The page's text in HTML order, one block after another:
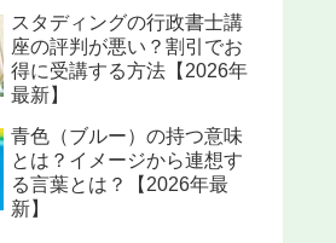
スタディングの行政書士講
座の評判が悪い？割引でお
得に受講する方法【2026年
最新】
青色（ブルー）の持つ意味
とは？イメージから連想す
る言葉とは？【2026年最
新】